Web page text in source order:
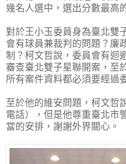
幾名人選中，選出分數最高
對於王小玉委員身為臺北雙
會有球員兼裁判的問題？廉
制？柯文哲說，委員會有迴
審查臺北雙子星聯開案，至
所有案件資料都必須要經過
至於他的維安問題，柯文哲
電話），但是他尊重臺北市
當的安排，謝謝外界關心。